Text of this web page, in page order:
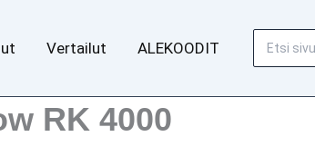
Vertailut ALEKOODIT
RK 4000